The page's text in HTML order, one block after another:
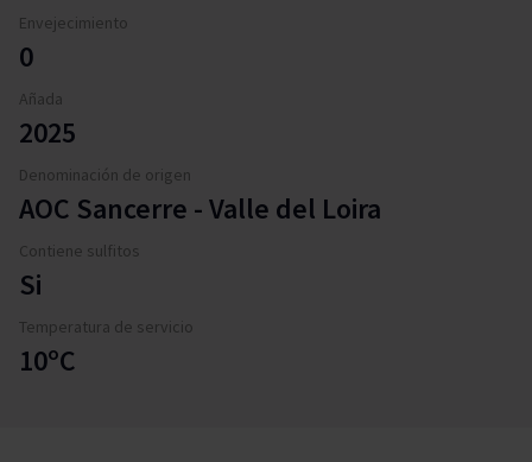
Envejecimiento
0
Añada
2025
Denominación de origen
AOC Sancerre - Valle del Loira
Contiene sulfitos
Si
Temperatura de servicio
10ºC